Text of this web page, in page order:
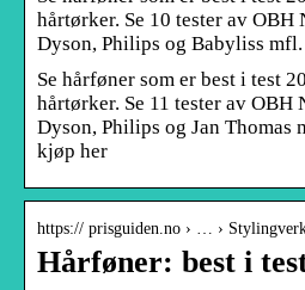
hårtørker. Se 10 tester av OBH
Dyson, Philips og Babyliss mfl.
Se hårføner som er best i test
hårtørker. Se 11 tester av OBH
Dyson, Philips og Jan Thomas
kjøp her
https:// prisguiden.no › … ›
Hårføner: best i